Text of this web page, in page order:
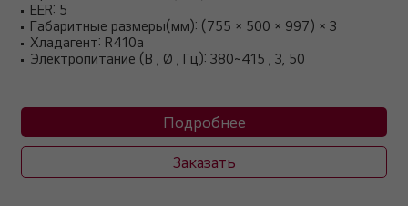
EER: 5
Габаритные размеры(мм): (755 × 500 × 997) × 3
Хладагент: R410a
Электропитание (В , Ø , Гц): 380~415 , 3, 50
Подробнее
Заказать